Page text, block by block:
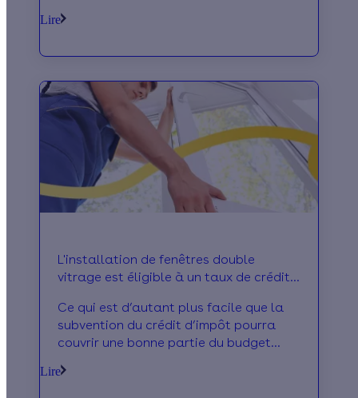
aux appareil
Lire
L'installation de fenêtres double
vitrage est éligible à un taux de crédit
Ce qui est d’autant plus facile que la
subvention du crédit d’impôt pourra
couvrir une bonne partie du budget
fenêtre dou
Lire